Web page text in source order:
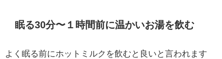
眠る30分〜１時間前に温かいお湯を飲む
よく眠る前にホットミルクを飲むと良いと言われます